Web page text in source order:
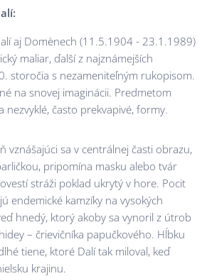
aj Domènech (11.5.1904 - 23.1.1989)
maliar, ďalší z najznámejších
storočia s nezameniteľným rukopisom.
na snovej imaginácii. Predmetom
nezvyklé, často prekvapivé, formy.
vznášajúci sa v centrálnej časti obrazu,
pripomína masku alebo tvár
stráži poklad ukrytý v hore. Pocit
endemické kamzíky na vysokých
hnedý, ktorý akoby sa vynoril z útrob
– črievičníka papučkového. Hĺbku
tiene, ktoré Dalí tak miloval, keď
krajinu.